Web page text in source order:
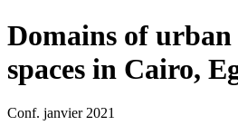
Domains of
spaces in Cairo,
Conf. janvier 2021